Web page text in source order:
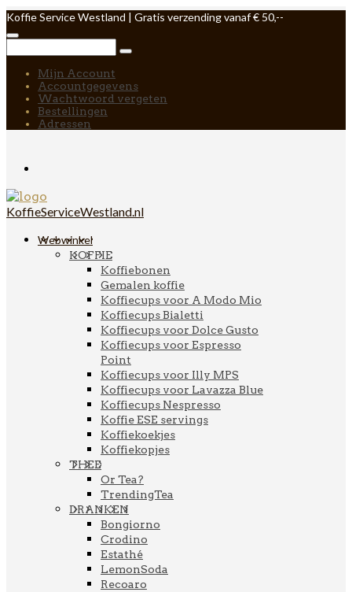
Koffie Service Westland | Gratis verzending vanaf € 50,--
Mijn Account
Accountgegevens
Wachtwoord vergeten
Bestellingen
Adressen
KoffieServiceWestland.nl
Webwinkel
KOFFIE
Koffiebonen
Gemalen koffie
Koffiecups voor A Modo Mio
Koffiecups Bialetti
Koffiecups voor Dolce Gusto
Koffiecups voor Espresso
Point
Koffiecups voor Illy MPS
Koffiecups voor Lavazza Blue
Koffiecups Nespresso
Koffie ESE servings
Koffiekoekjes
Koffiekopjes
THEE
Or Tea?
TrendingTea
DRANKEN
Bongiorno
Crodino
Estathé
LemonSoda
Recoaro